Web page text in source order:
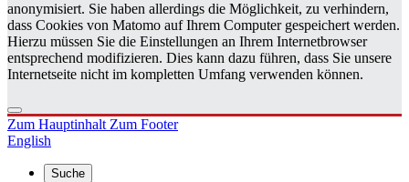
anonymisiert. Sie haben allerdings die Möglichkeit, zu verhindern,
dass Cookies von Matomo auf Ihrem Computer gespeichert werden.
Hierzu müssen Sie die Einstellungen an Ihrem Internetbrowser
entsprechend modifizieren. Dies kann dazu führen, dass Sie unsere
Internetseite nicht im kompletten Umfang verwenden können.
Zum HauptinhaltZum Footer
English
Suche